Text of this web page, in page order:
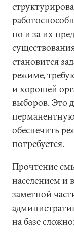
но и за их
становится
режиме,
и хорошей
выборов. Это
обеспечить
потребуется.
Прочтение
населением и
заметной
на базе